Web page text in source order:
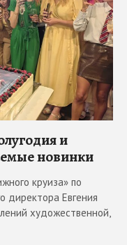
и
новинки
круиза» по
директора Евгения
художественной,